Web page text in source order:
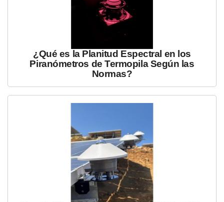
¿Qué es la Planitud Espectral en los
Piranómetros de Termopila Según las
Normas?